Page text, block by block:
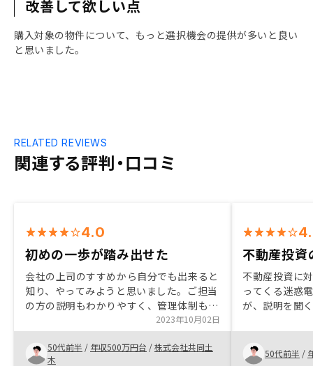
改善して欲しい点
購入対象の物件について、もっと選択機会の提供が多いと良い
と思いました。
関連する評判・口コミ
RELATED REVIEWS
4.0
初めの一歩が踏み出せた
会社の上司のすすめから自分でも出来ると
知り、やってみようと思いました。ご担当
の方の説明もわかりやすく、管理体制も整
っており、これなら自分でも始められると
確信し、退職金代わりになればと思い、始
めました。
2023年10月02日
50代前半 / 年収500万円台 /株式会社共同土
木
不動産投資
不動産投資に
ってくる迷惑
が、説明を聞
ことが出来た
る物件も非常
50代前半 /